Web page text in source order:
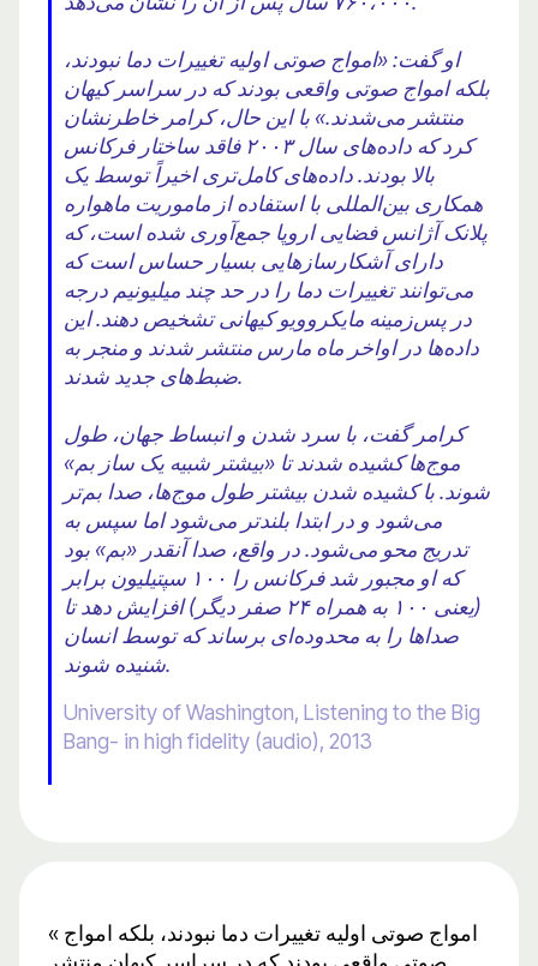
او گفت: «امواج صوتی اولیه تغییرات دما نبودند،
بلکه امواج صوتی واقعی بودند که در سراسر کیهان
منتشر می‌شدند.» با این حال، کرامر خاطرنشان
کرد که داده‌های سال ۲۰۰۳ فاقد ساختار فرکانس
بالا بودند. داده‌های کامل‌تری اخیراً توسط یک
همکاری بین‌المللی با استفاده از ماموریت ماهواره
پلانک آژانس فضایی اروپا جمع‌آوری شده است، که
دارای آشکارسازهایی بسیار حساس است که
می‌توانند تغییرات دما را در حد چند میلیونیم درجه
در پس‌زمینه مایکروویو کیهانی تشخیص دهند. این
داده‌ها در اواخر ماه مارس منتشر شدند و منجر به
ضبط‌های جدید شدند.
کرامر گفت، با سرد شدن و انبساط جهان، طول
موج‌ها کشیده شدند تا «بیشتر شبیه یک ساز بم»
شوند. با کشیده شدن بیشتر طول موج‌ها، صدا بم‌تر
می‌شود و در ابتدا بلندتر می‌شود اما سپس به
تدریج محو می‌شود. در واقع، صدا آنقدر «بم» بود
که او مجبور شد فرکانس را ۱۰۰ سپتیلیون برابر
(یعنی ۱۰۰ به همراه ۲۴ صفر دیگر) افزایش دهد تا
صداها را به محدوده‌ای برساند که توسط انسان
شنیده شوند.
University of Washington, Listening to the Big
Bang- in high fidelity (audio), 2013
« امواج صوتی اولیه تغییرات دما نبودند، بلکه امواج